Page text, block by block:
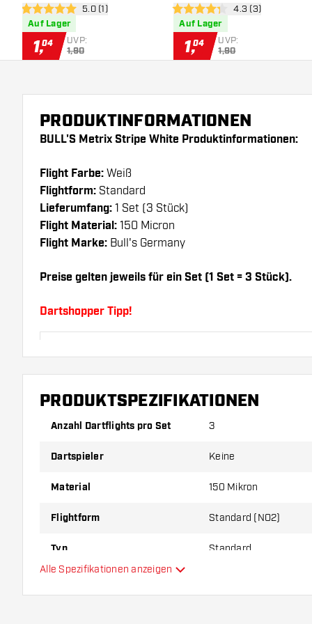
Bewertungsbereich öffnen
5 Bewertungssterne
5.0 (1)
Auf Lager
1,04 UVP:
1,90
4.3 Bewertungssterne
4.3 (3)
Auf Lager
1,04 UVP:
1,90
PRODUKTINFORMATIONEN
BULL'S Metrix Stripe White Produktinformationen:
Flight Farbe: Weiß
Flightform: Standard
Lieferumfang: 1 Set (3 Stück)
Flight Material: 150 Micron
Flight Marke: Bull's Germany
Preise gelten jeweils für ein Set (1 Set = 3 Stück).
Dartshopper Tipp!
Probieren Sie eine andere Form, ein anderes
Dicke der Flights aus, um herauszufinden, welche
PRODUKTSPEZIFIKATIONEN
Anzahl Dartflights pro Set 3
Dartspieler Keine
Material 150 Mikron
Flightform Standard (NO2)
Typ Standard
Alle Spezifikationen anzeigen